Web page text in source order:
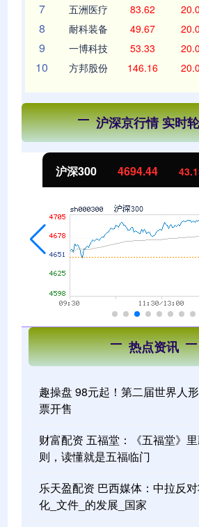
7 五洲医疗 83.62
8 耐科装备 49.67
9 一博科技 53.33
10 方邦股份 146.16
沪深京行情 实时
沪深300 4694.44
热点资讯
趣操盘 98元起！第二届世界人
票开售
财富配资 五福堂：《五福堂》
则，读懂就是五福临门
乐天盈配资 巴西媒体：中拉反
化_文件_的发展_国家